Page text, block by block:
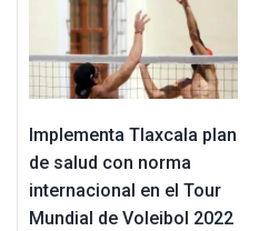
Implementa Tlaxcala plan
de salud con norma
internacional en el Tour
Mundial de Voleibol 2022